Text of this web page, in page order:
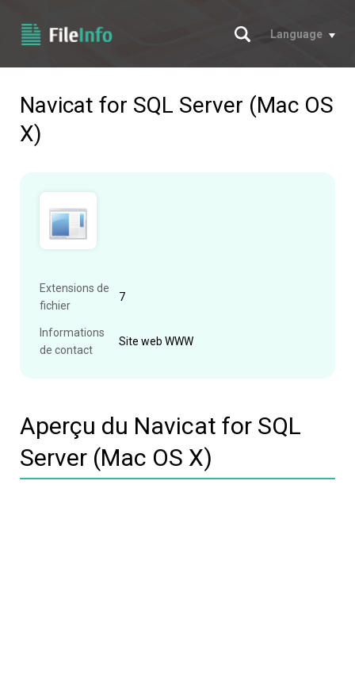
Chercher
Language
Navicat for SQL Server (Mac OS
X)
Extensions de
fichier
7
Informations
de contact
Site web WWW
Aperçu du Navicat for SQL
Server (Mac OS X)